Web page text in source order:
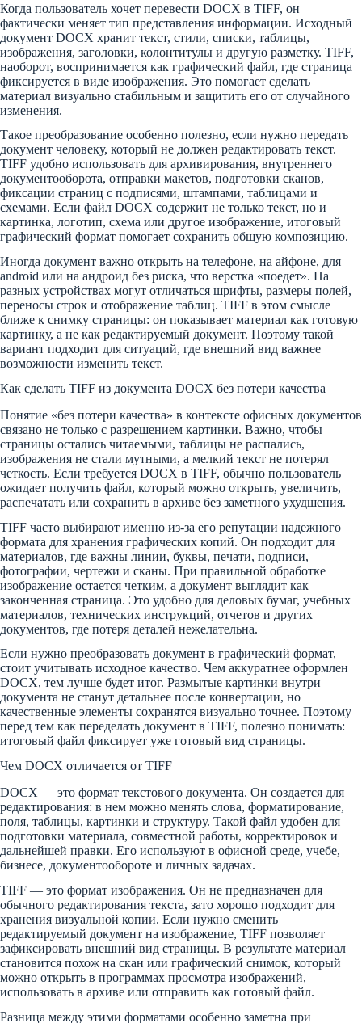
Когда пользователь хочет перевести DOCX в TIFF, он
фактически меняет тип представления информации. Исходный
документ DOCX хранит текст, стили, списки, таблицы,
изображения, заголовки, колонтитулы и другую разметку. TIFF,
наоборот, воспринимается как графический файл, где страница
фиксируется в виде изображения. Это помогает сделать
материал визуально стабильным и защитить его от случайного
изменения.
Такое преобразование особенно полезно, если нужно передать
документ человеку, который не должен редактировать текст.
TIFF удобно использовать для архивирования, внутреннего
документооборота, отправки макетов, подготовки сканов,
фиксации страниц с подписями, штампами, таблицами и
схемами. Если файл DOCX содержит не только текст, но и
картинка, логотип, схема или другое изображение, итоговый
графический формат помогает сохранить общую композицию.
Иногда документ важно открыть на телефоне, на айфоне, для
android или на андроид без риска, что верстка «поедет». На
разных устройствах могут отличаться шрифты, размеры полей,
переносы строк и отображение таблиц. TIFF в этом смысле
ближе к снимку страницы: он показывает материал как готовую
картинку, а не как редактируемый документ. Поэтому такой
вариант подходит для ситуаций, где внешний вид важнее
возможности изменить текст.
Как сделать TIFF из документа DOCX без потери качества
Понятие «без потери качества» в контексте офисных документов
связано не только с разрешением картинки. Важно, чтобы
страницы остались читаемыми, таблицы не распались,
изображения не стали мутными, а мелкий текст не потерял
четкость. Если требуется DOCX в TIFF, обычно пользователь
ожидает получить файл, который можно открыть, увеличить,
распечатать или сохранить в архиве без заметного ухудшения.
TIFF часто выбирают именно из-за его репутации надежного
формата для хранения графических копий. Он подходит для
материалов, где важны линии, буквы, печати, подписи,
фотографии, чертежи и сканы. При правильной обработке
изображение остается четким, а документ выглядит как
законченная страница. Это удобно для деловых бумаг, учебных
материалов, технических инструкций, отчетов и других
документов, где потеря деталей нежелательна.
Если нужно преобразовать документ в графический формат,
стоит учитывать исходное качество. Чем аккуратнее оформлен
DOCX, тем лучше будет итог. Размытые картинки внутри
документа не станут детальнее после конвертации, но
качественные элементы сохранятся визуально точнее. Поэтому
перед тем как переделать документ в TIFF, полезно понимать:
итоговый файл фиксирует уже готовый вид страницы.
Чем DOCX отличается от TIFF
DOCX — это формат текстового документа. Он создается для
редактирования: в нем можно менять слова, форматирование,
поля, таблицы, картинки и структуру. Такой файл удобен для
подготовки материала, совместной работы, корректировок и
дальнейшей правки. Его используют в офисной среде, учебе,
бизнесе, документообороте и личных задачах.
TIFF — это формат изображения. Он не предназначен для
обычного редактирования текста, зато хорошо подходит для
хранения визуальной копии. Если нужно сменить
редактируемый документ на изображение, TIFF позволяет
зафиксировать внешний вид страницы. В результате материал
становится похож на скан или графический снимок, который
можно открыть в программах просмотра изображений,
использовать в архиве или отправить как готовый файл.
Разница между этими форматами особенно заметна при